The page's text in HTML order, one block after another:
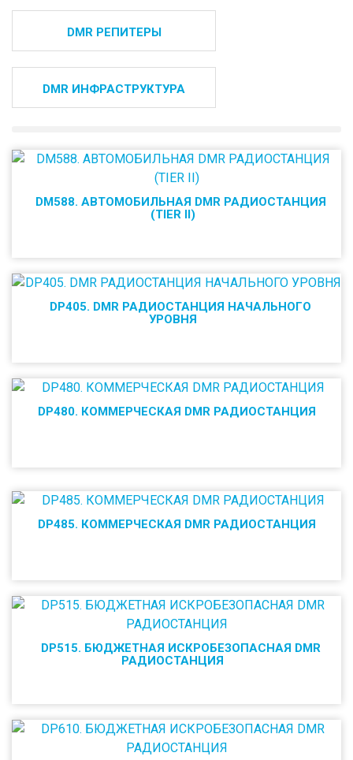
DMR РЕПИТЕРЫ
DMR ИНФРАСТРУКТУРА
DM588. АВТОМОБИЛЬНАЯ DMR РАДИОСТАНЦИЯ
(TIER II)
DP405. DMR РАДИОСТАНЦИЯ НАЧАЛЬНОГО
УРОВНЯ
DP480. КОММЕРЧЕСКАЯ DMR РАДИОСТАНЦИЯ
DP485. КОММЕРЧЕСКАЯ DMR РАДИОСТАНЦИЯ
DP515. БЮДЖЕТНАЯ ИСКРОБЕЗОПАСНАЯ DMR
РАДИОСТАНЦИЯ